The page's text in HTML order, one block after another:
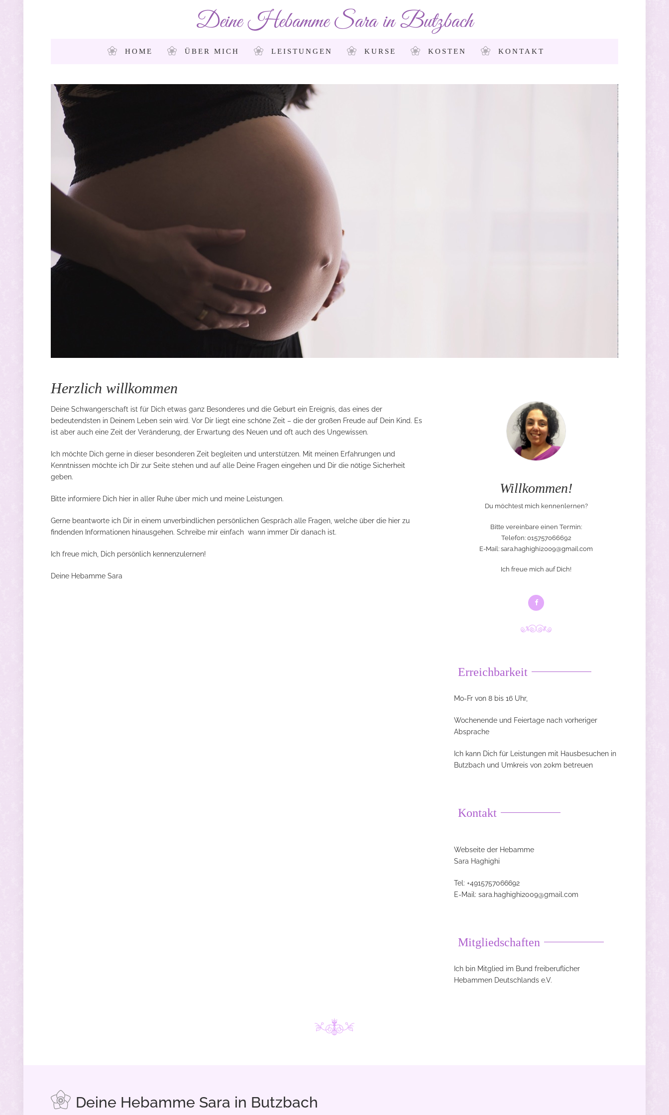
Deine Hebamme Sara in Butzbach
HOME ÜBER MICH LEISTUNGEN KURSE KOSTEN KONTAKT
Herzlich willkommen
Deine Schwangerschaft ist für Dich etwas ganz Besonderes und die Geburt ein Ereignis, das eines der
bedeutendsten in Deinem Leben sein wird. Vor Dir liegt eine schöne Zeit – die der großen Freude auf Dein Kind. Es
ist aber auch eine Zeit der Veränderung, der Erwartung des Neuen und oft auch des Ungewissen.
Ich möchte Dich gerne in dieser besonderen Zeit begleiten und unterstützen. Mit meinen Erfahrungen und
Kenntnissen möchte ich Dir zur Seite stehen und auf alle Deine Fragen eingehen und Dir die nötige Sicherheit
geben.
Bitte informiere Dich hier in aller Ruhe über mich und meine Leistungen.
Gerne beantworte ich Dir in einem unverbindlichen persönlichen Gespräch alle Fragen, welche über die hier zu
findenden Informationen hinausgehen. Schreibe mir einfach wann immer Dir danach ist.
Ich freue mich, Dich persönlich kennenzulernen!
Deine Hebamme Sara
Willkommen!
Du möchtest mich kennenlernen?
Bitte vereinbare einen Termin:
Telefon: 015757066692
E-Mail: sara.haghighi2009@gmail.com
Ich freue mich auf Dich!
Erreichbarkeit
Mo-Fr von 8 bis 16 Uhr,
Wochenende und Feiertage nach vorheriger
Absprache
Ich kann Dich für Leistungen mit Hausbesuchen in
Butzbach und Umkreis von 20km betreuen
Kontakt
Webseite der Hebamme
Sara Haghighi
Tel: +4915757066692
E-Mail: sara.haghighi2009@gmail.com
Mitgliedschaften
Ich bin Mitglied im Bund freiberuflicher
Hebammen Deutschlands e.V.
Deine Hebamme Sara in Butzbach